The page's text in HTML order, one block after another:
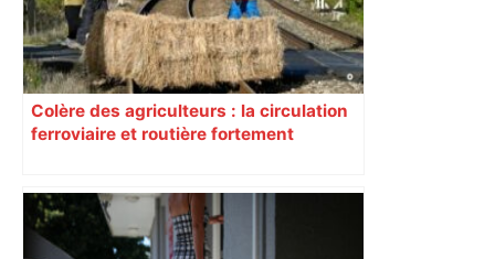
Colère des agriculteurs : la circulation
ferroviaire et routière fortement